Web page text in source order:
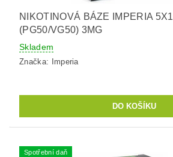
NIKOTINOVÁ BÁZE IMPERIA
(PG50/VG50) 3MG
Skladem
Značka: Imperia
Spotřební daň